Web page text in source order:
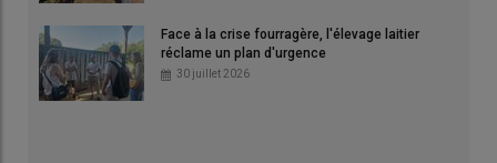
Face à la crise fourragère, l'élevage laitier
réclame un plan d'urgence
30 juillet 2026